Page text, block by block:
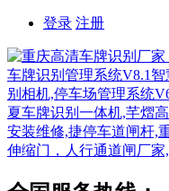
登录 注册